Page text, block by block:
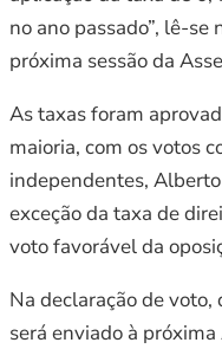
no ano passado”, lê-se
próxima sessão da
As taxas foram
maioria, com os votos
independentes,
exceção da taxa de
voto favorável da
Na declaração de
será enviado à